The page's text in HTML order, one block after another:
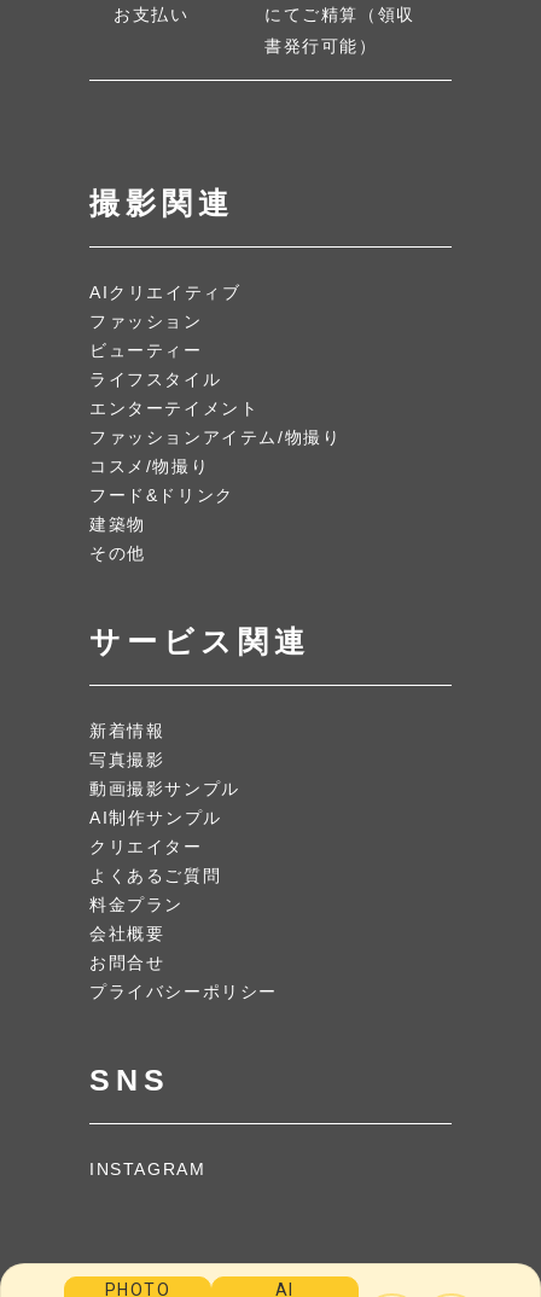
撮影関連
AIクリエイティブ
ファッション
ビューティー
ライフスタイル
エンターテイメント
ファッションアイテム/物撮り
コスメ/物撮り
フード&ドリンク
建築物
その他
サービス関連
新着情報
写真撮影
動画撮影サンプル
AI制作サンプル
クリエイター
よくあるご質問
料金プラン
会社概要
お問合せ
プライバシーポリシー
SNS
INSTAGRAM
PHOTO AI
お支払い
にてご精算（領収
書発行可能）